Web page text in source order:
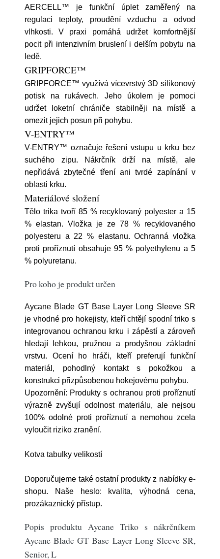
AERCELL™ je funkční úplet zaměřený na
regulaci teploty, proudění vzduchu a odvod
vlhkosti. V praxi pomáhá udržet komfortnější
pocit při intenzivním bruslení i delším pobytu na
ledě.
GRIPFORCE™
GRIPFORCE™ využívá vícevrstvý 3D silikonový
potisk na rukávech. Jeho úkolem je pomoci
udržet loketní chrániče stabilněji na místě a
omezit jejich posun při pohybu.
V-ENTRY™
V-ENTRY™ označuje řešení vstupu u krku bez
suchého zipu. Nákrčník drží na místě, ale
nepřidává zbytečné tření ani tvrdé zapínání v
oblasti krku.
Materiálové složení
Tělo trika tvoří 85 % recyklovaný polyester a 15
% elastan. Vložka je ze 78 % recyklovaného
polyesteru a 22 % elastanu. Ochranná vložka
proti proříznutí obsahuje 95 % polyethylenu a 5
% polyuretanu.
Pro koho je produkt určen
Aycane Blade GT Base Layer Long Sleeve SR
je vhodné pro hokejisty, kteří chtějí spodní triko s
integrovanou ochranou krku i zápěstí a zároveň
hledají lehkou, pružnou a prodyšnou základní
vrstvu. Ocení ho hráči, kteří preferují funkční
materiál, pohodlný kontakt s pokožkou a
konstrukci přizpůsobenou hokejovému pohybu.
Upozornění: Produkty s ochranou proti proříznutí
výrazně zvyšují odolnost materiálu, ale nejsou
100% odolné proti proříznutí a nemohou zcela
vyloučit riziko zranění.
Kotva tabulky velikostí
Doporučujeme také ostatní produkty z nabídky e-
shopu. Naše heslo: kvalita, výhodná cena,
prozákaznický přístup.
Popis produktu Aycane Triko s nákrčníkem
Aycane Blade GT Base Layer Long Sleeve SR,
Senior, L